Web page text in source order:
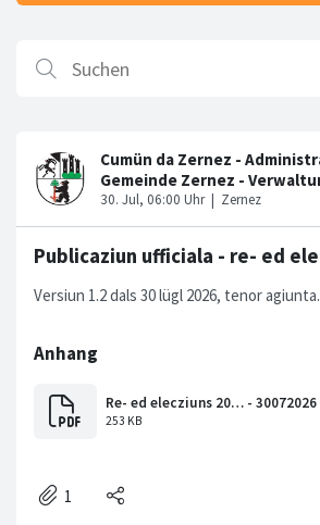
Versiun 1.2 dals 30 lügl 2026, tenor agiunta.